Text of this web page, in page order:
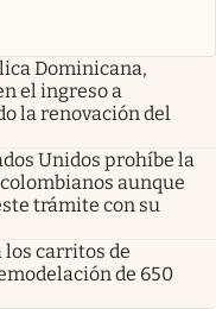
Dominicana,
el ingreso a
la renovación del
Unidos prohíbe la
aunque
trámite con su
los carritos de
de 650